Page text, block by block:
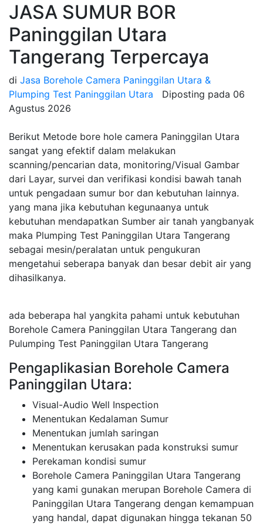
JASA SUMUR BOR
Paninggilan Utara
Tangerang Terpercaya
di Jasa Borehole Camera Paninggilan Utara &
Plumping Test Paninggilan Utara
Diposting pada 06
Agustus 2026
Berikut Metode bore hole camera Paninggilan Utara
sangat yang efektif dalam melakukan
scanning/pencarian data, monitoring/Visual Gambar
dari Layar, survei dan verifikasi kondisi bawah tanah
untuk pengadaan sumur bor dan kebutuhan lainnya.
yang mana jika kebutuhan kegunaanya untuk
kebutuhan mendapatkan Sumber air tanah yangbanyak
maka Plumping Test Paninggilan Utara Tangerang
sebagai mesin/peralatan untuk pengukuran
mengetahui seberapa banyak dan besar debit air yang
dihasilkanya.
ada beberapa hal yangkita pahami untuk kebutuhan
Borehole Camera Paninggilan Utara Tangerang dan
Pulumping Test Paninggilan Utara Tangerang
Pengaplikasian Borehole Camera
Paninggilan Utara:
Visual-Audio Well Inspection
Menentukan Kedalaman Sumur
Menentukan jumlah saringan
Menentukan kerusakan pada konstruksi sumur
Perekaman kondisi sumur
Borehole Camera Paninggilan Utara Tangerang
yang kami gunakan merupan Borehole Camera di
Paninggilan Utara Tangerang dengan kemampuan
yang handal, dapat digunakan hingga tekanan 50